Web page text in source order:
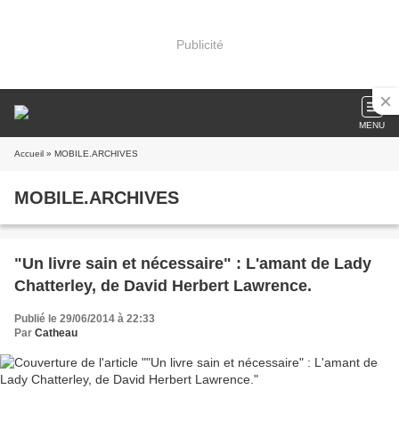
Publicité
MENU
Accueil » MOBILE.ARCHIVES
MOBILE.ARCHIVES
"Un livre sain et nécessaire" : L'amant de Lady
Chatterley, de David Herbert Lawrence.
Publié le 29/06/2014 à 22:33
Par Catheau